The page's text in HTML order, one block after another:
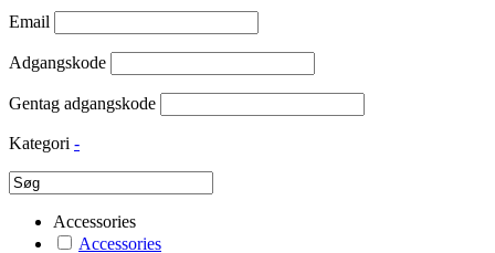
Email
Adgangskode
Gentag adgangskode
Kategori -
Accessories
Accessories